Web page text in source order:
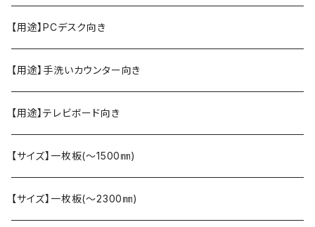
【用途】PCデスク向き
【用途】手洗いカウンター向き
【用途】テレビボード向き
【サイズ】一枚板(〜1500㎜)
【サイズ】一枚板(〜2300㎜)